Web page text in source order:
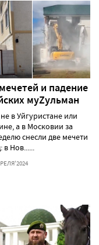
и падение
муZульман
в Уйгуристане или
а в Московии за
снесли две мечети
в Нов......